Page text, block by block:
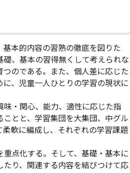
本的内容の習熟の徹底を図りた
、基本の習得無くして考えられな
のである。また、個人差に応じた
、児童一人ひとりの学習の現状に
・関心、能力、適性に応じた指
とと、学習集団を大集団、中グル
軟に編成し、それぞれの学習課題
点化する。そして、基礎・基本に
り、関連する内容を結びつけて応